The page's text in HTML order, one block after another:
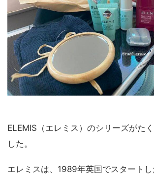
ELEMIS（エレミス）のシリーズがた
した。
エレミスは、1989年英国でスタート